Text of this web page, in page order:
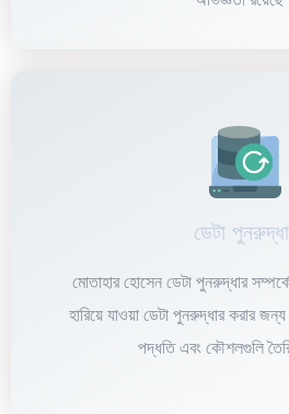
ডেটা
মোতাহার হোসেন ডেটা পুনরুদ্ধার
হারিয়ে যাওয়া ডেটা পুনরুদ্ধার করার জন্য
পদ্ধতি এবং কৌশলগুলি